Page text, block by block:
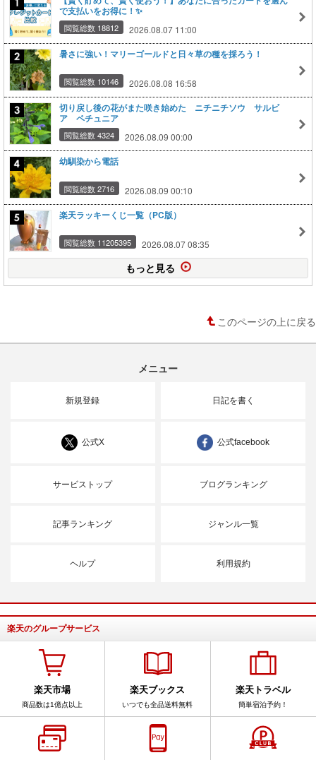
で支払いをお得に！✨
閲覧総数 18812 2026.08.07 11:00
暑さに強い！マリーゴールドと日々草の種を採ろう！
閲覧総数 10146 2026.08.08 16:58
切り戻し後の花がまた咲き始めた ニチニチソウ サルビ
ア ペチュニア
閲覧総数 4324 2026.08.09 00:00
幼馴染から電話
閲覧総数 2716 2026.08.09 00:10
楽天ラッキーくじ一覧（PC版）
閲覧総数 11205395 2026.08.07 08:35
もっと見る
このページの上に戻る
メニュー
新規登録 日記を書く
公式X 公式facebook
サービストップ ブログランキング
記事ランキング ジャンル一覧
ヘルプ 利用規約
楽天のグループサービス
楽天市場
商品数は1億点以上
楽天ブックス
いつでも全品送料無料
楽天トラベル
簡単宿泊予約！